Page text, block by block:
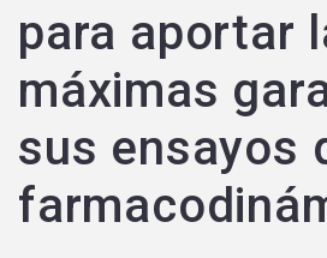
para aportar
máximas
sus ensayos